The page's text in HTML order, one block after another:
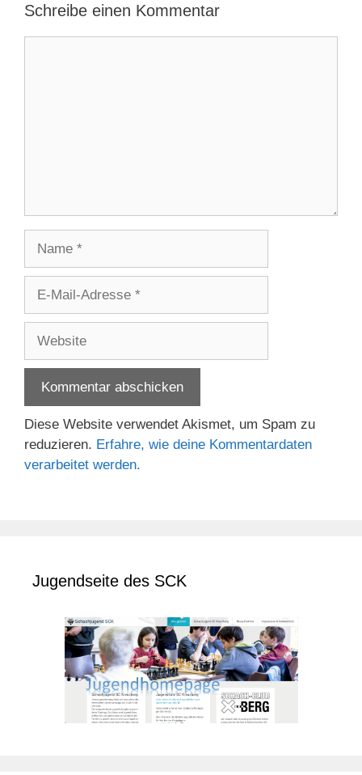
Schreibe einen Kommentar
Adresse
Diese Website verwendet Akismet, um Spam zu
reduzieren. Erfahre, wie deine Kommentardaten
verarbeitet werden.
Jugendseite des SCK